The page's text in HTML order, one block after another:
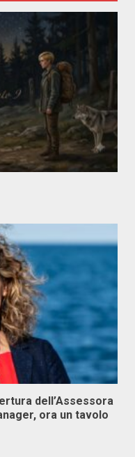
dell’Assessora
ora un tavolo